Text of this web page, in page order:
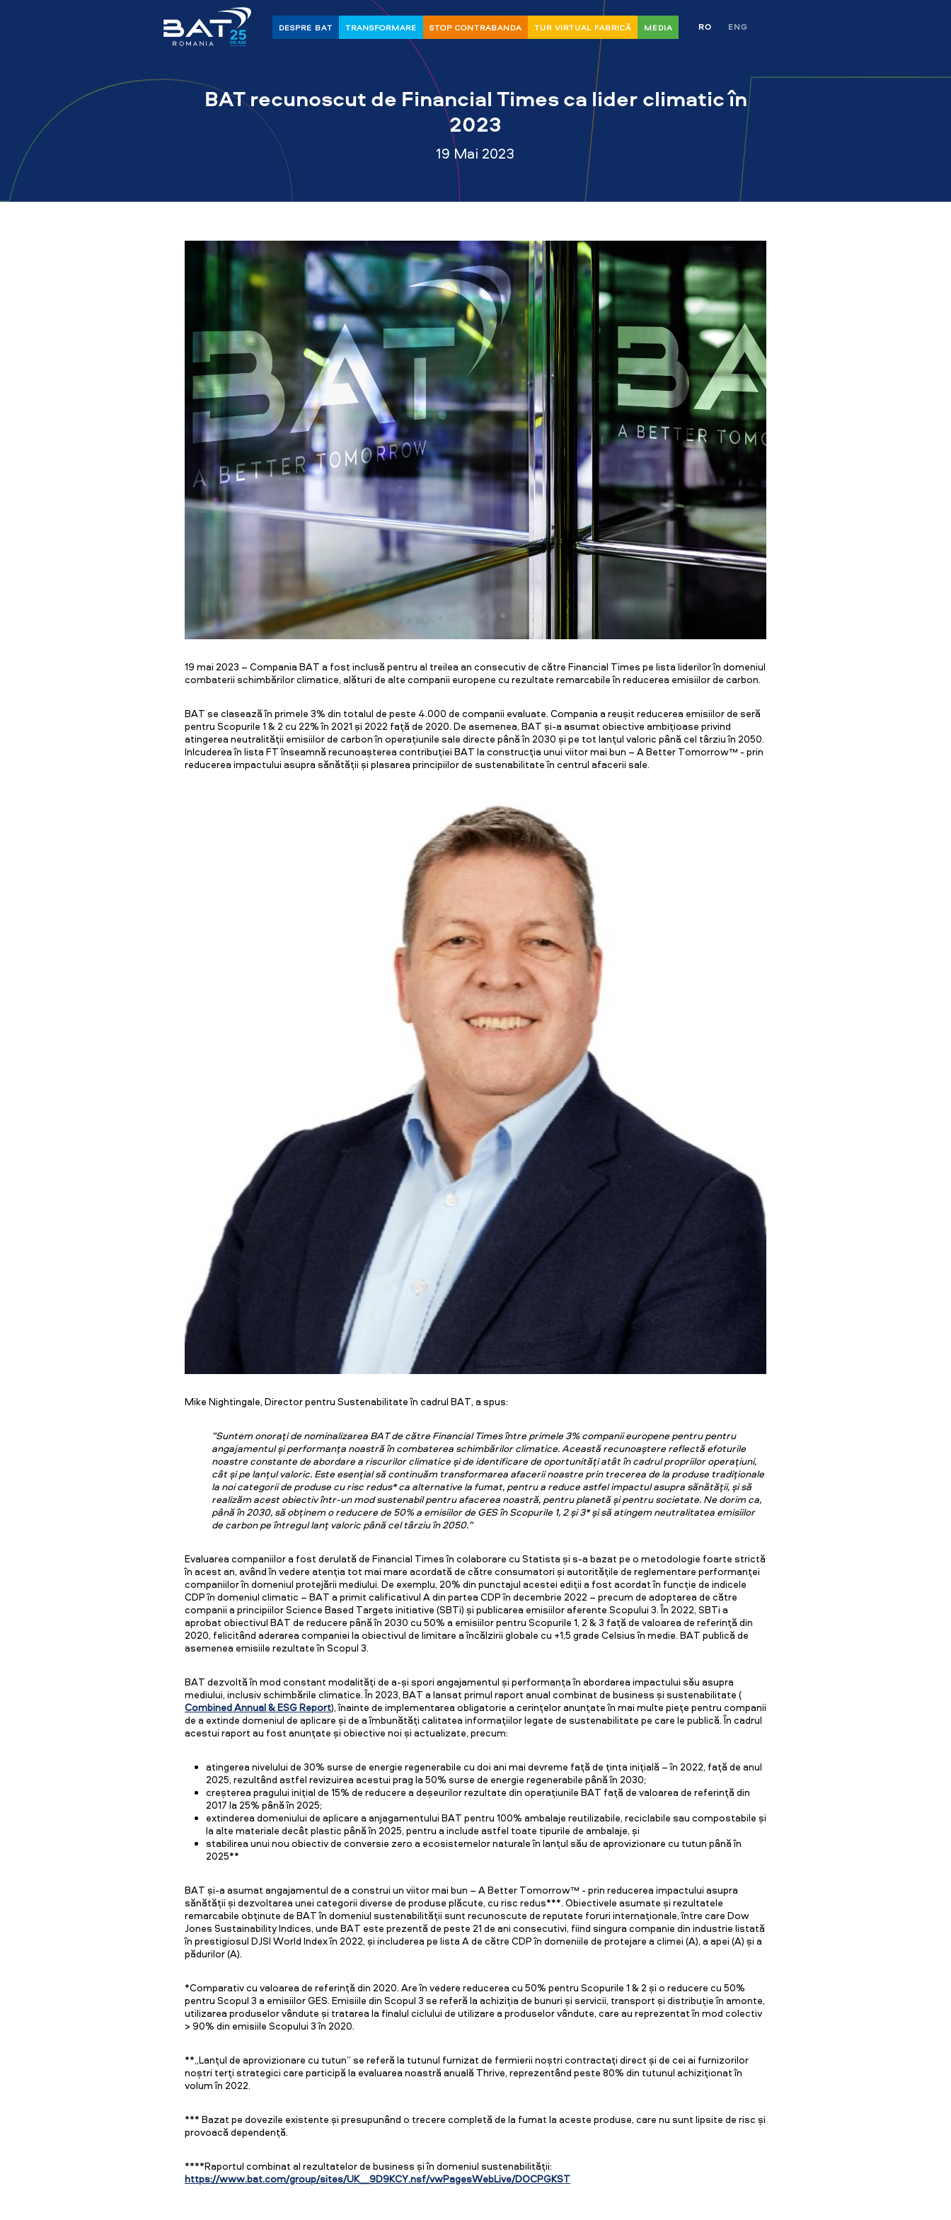
DESPRE BAT TRANSFORMARE STOP CONTRABANDA TUR VIRTUAL FABRICĂ MEDIA RO ENG
BAT recunoscut de Financial Times ca lider climatic în
2023
19 Mai 2023
19 mai 2023 – Compania BAT a fost inclusă pentru al treilea an consecutiv de către Financial Times pe lista liderilor în domeniul
combaterii schimbărilor climatice, alături de alte companii europene cu rezultate remarcabile în reducerea emisiilor de carbon.
BAT se clasează în primele 3% din totalul de peste 4.000 de companii evaluate. Compania a reușit reducerea emisiilor de seră
pentru Scopurile 1 & 2 cu 22% în 2021 și 2022 față de 2020. De asemenea, BAT și-a asumat obiective ambițioase privind
atingerea neutralității emisiilor de carbon în operațiunile sale directe până în 2030 și pe tot lanțul valoric până cel târziu în 2050.
Inlcuderea în lista FT înseamnă recunoașterea contribuției BAT la construcția unui viitor mai bun – A Better Tomorrow™ - prin
reducerea impactului asupra sănătății și plasarea principiilor de sustenabilitate în centrul afacerii sale.
Mike Nightingale, Director pentru Sustenabilitate în cadrul BAT, a spus:
”Suntem onorați de nominalizarea BAT de către Financial Times între primele 3% companii europene pentru pentru
angajamentul și performanța noastră în combaterea schimbărilor climatice. Această recunoaștere reflectă efoturile
noastre constante de abordare a riscurilor climatice și de identificare de oportunități atât în cadrul propriilor operațiuni,
cât și pe lanțul valoric. Este esențial să continuăm transformarea afacerii noastre prin trecerea de la produse tradiționale
la noi categorii de produse cu risc redus* ca alternative la fumat, pentru a reduce astfel impactul asupra sănătății, și să
realizăm acest obiectiv într-un mod sustenabil pentru afacerea noastră, pentru planetă și pentru societate. Ne dorim ca,
până în 2030, să obținem o reducere de 50% a emisiilor de GES în Scopurile 1, 2 și 3* și să atingem neutralitatea emisiilor
de carbon pe întregul lanț valoric până cel târziu în 2050.”
Evaluarea companiilor a fost derulată de Financial Times în colaborare cu Statista și s-a bazat pe o metodologie foarte strictă
în acest an, având în vedere atenția tot mai mare acordată de către consumatori și autoritățile de reglementare performanței
companiilor în domeniul protejării mediului. De exemplu, 20% din punctajul acestei ediții a fost acordat în funcție de indicele
CDP în domeniul climatic – BAT a primit calificativul A din partea CDP în decembrie 2022 – precum de adoptarea de către
companii a principiilor Science Based Targets initiative (SBTi) și publicarea emisiilor aferente Scopului 3. În 2022, SBTi a
aprobat obiectivul BAT de reducere până în 2030 cu 50% a emisiilor pentru Scopurile 1, 2 & 3 față de valoarea de referință din
2020, felicitând aderarea companiei la obiectivul de limitare a încălzirii globale cu +1,5 grade Celsius în medie. BAT publică de
asemenea emisiile rezultate în Scopul 3.
BAT dezvoltă în mod constant modalități de a-și spori angajamentul și performanța în abordarea impactului său asupra
mediului, inclusiv schimbările climatice. În 2023, BAT a lansat primul raport anual combinat de business și sustenabilitate (
Combined Annual & ESG Report), înainte de implementarea obligatorie a cerințelor anunțate în mai multe piețe pentru companii
de a extinde domeniul de aplicare și de a îmbunătăți calitatea informațiilor legate de sustenabilitate pe care le publică. În cadrul
acestui raport au fost anunțate și obiective noi și actualizate, precum:
atingerea nivelului de 30% surse de energie regenerabile cu doi ani mai devreme față de ținta inițială – în 2022, față de anul
2025, rezultând astfel revizuirea acestui prag la 50% surse de energie regenerabile până în 2030;
creșterea pragului inițial de 15% de reducere a deșeurilor rezultate din operațiunile BAT față de valoarea de referință din
2017 la 25% până în 2025;
extinderea domeniului de aplicare a anjagamentului BAT pentru 100% ambalaje reutilizabile, reciclabile sau compostabile și
la alte materiale decât plastic până în 2025, pentru a include astfel toate tipurile de ambalaje, și
stabilirea unui nou obiectiv de conversie zero a ecosistemelor naturale în lanțul său de aprovizionare cu tutun până în
2025**
BAT și-a asumat angajamentul de a construi un viitor mai bun – A Better Tomorrow™ - prin reducerea impactului asupra
sănătății și dezvoltarea unei categorii diverse de produse plăcute, cu risc redus***. Obiectivele asumate și rezultatele
remarcabile obținute de BAT în domeniul sustenabilității sunt recunoscute de reputate foruri internaționale, între care Dow
Jones Sustainability Indices, unde BAT este prezentă de peste 21 de ani consecutivi, fiind singura companie din industrie listată
în prestigiosul DJSI World Index în 2022, și includerea pe lista A de către CDP în domeniile de protejare a climei (A), a apei (A) și a
pădurilor (A).
*Comparativ cu valoarea de referință din 2020. Are în vedere reducerea cu 50% pentru Scopurile 1 & 2 și o reducere cu 50%
pentru Scopul 3 a emisiilor GES. Emisiile din Scopul 3 se referă la achiziția de bunuri și servicii, transport și distribuție în amonte,
utilizarea produselor vândute și tratarea la finalul ciclului de utilizare a produselor vândute, care au reprezentat în mod colectiv
> 90% din emisiile Scopului 3 în 2020.
**„Lanțul de aprovizionare cu tutun” se referă la tutunul furnizat de fermierii noștri contractați direct și de cei ai furnizorilor
noștri terți strategici care participă la evaluarea noastră anuală Thrive, reprezentând peste 80% din tutunul achiziționat în
volum în 2022.
*** Bazat pe dovezile existente și presupunând o trecere completă de la fumat la aceste produse, care nu sunt lipsite de risc și
provoacă dependență.
****Raportul combinat al rezultatelor de business și în domeniul sustenabilității:
https://www.bat.com/group/sites/UK__9D9KCY.nsf/vwPagesWebLive/DOCPGKST